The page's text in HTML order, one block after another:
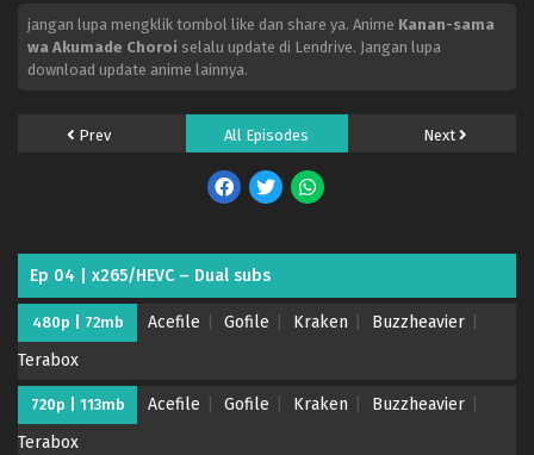
jangan lupa mengklik tombol like dan share ya. Anime Kanan-sama
wa Akumade Choroi selalu update di Lendrive. Jangan lupa
download update anime lainnya.
Prev All Episodes Next
Ep 04 | x265/HEVC – Dual subs
480p | 72mb Acefile Gofile Kraken
Buzzheavier
Terabox
720p | 113mb Acefile Gofile Kraken
Buzzheavier
Terabox